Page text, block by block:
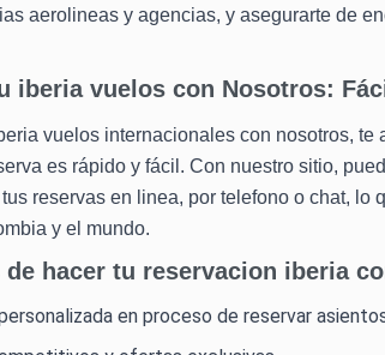
aerolineas y agencias, y asegurarte de
iberia vuelos con Nosotros:
vuelos internacionales con nosotros, te
es rápido y fácil. Con nuestro sitio,
reservas en linea, por telefono o chat,
y el mundo.
de hacer tu reservacion iberia
en proceso de reservar